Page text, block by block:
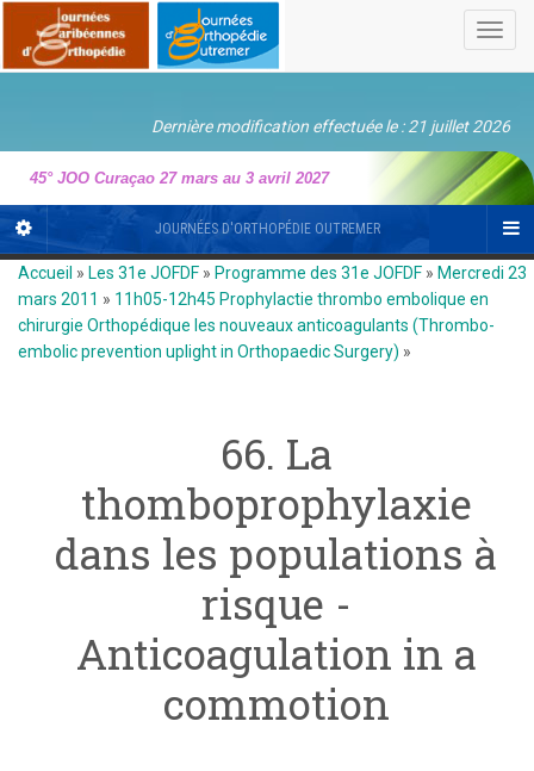
Dernière modification effectuée le : 21 juillet 2026
45° JOO Curaçao 27 mars au 3 avril 2027
JOURNÉES D'ORTHOPÉDIE OUTREMER
Accueil » Les 31e JOFDF » Programme des 31e JOFDF » Mercredi 23
mars 2011 » 11h05-12h45 Prophylactie thrombo embolique en
chirurgie Orthopédique les nouveaux anticoagulants (Thrombo-
embolic prevention uplight in Orthopaedic Surgery) »
66. La
thomboprophylaxie
dans les populations à
risque -
Anticoagulation in a
commotion